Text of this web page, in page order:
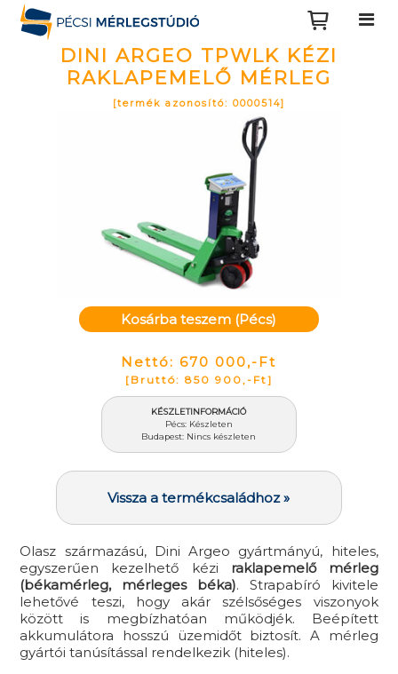
DINI ARGEO TPWLK KÉZI
RAKLAPEMELŐ MÉRLEG
[termék azonosító: 0000514]
Kosárba teszem (Pécs)
Nettó: 670 000,-Ft
[Bruttó: 850 900,-Ft]
KÉSZLETINFORMÁCIÓ
Pécs: Készleten
Budapest: Nincs készleten
Vissza a termékcsaládhoz »
Olasz származású, Dini Argeo gyártmányú, hiteles,
egyszerűen kezelhető kézi raklapemelő mérleg
(békamérleg, mérleges béka). Strapabíró kivitele
lehetővé teszi, hogy akár szélsőséges viszonyok
között is megbízhatóan működjék. Beépített
akkumulátora hosszú üzemidőt biztosít. A mérleg
gyártói tanúsítással rendelkezik (hiteles).